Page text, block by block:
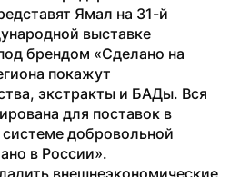
Ямал на 31-й
выставке
брендом «Сделано на
покажут
экстракты и БАДы. Вся
для поставок в
добровольной
в России».
внешнеэкономические